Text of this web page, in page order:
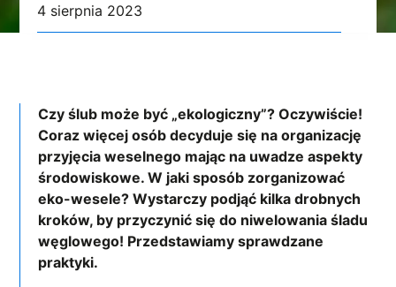
4 sierpnia 2023
Czy ślub może być „ekologiczny”? Oczywiście!
Coraz więcej osób decyduje się na organizację
przyjęcia weselnego mając na uwadze aspekty
środowiskowe. W jaki sposób zorganizować
eko-wesele? Wystarczy podjąć kilka drobnych
kroków, by przyczynić się do niwelowania śladu
węglowego! Przedstawiamy sprawdzane
praktyki.